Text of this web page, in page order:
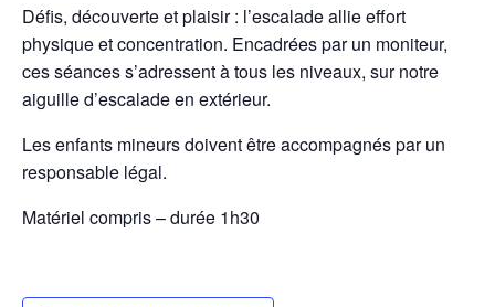
Défis, découverte et plaisir : l’escalade allie effort
physique et concentration. Encadrées par un moniteur,
ces séances s’adressent à tous les niveaux, sur notre
aiguille d’escalade en extérieur.
Les enfants mineurs doivent être accompagnés par un
responsable légal.
Matériel compris – durée 1h30